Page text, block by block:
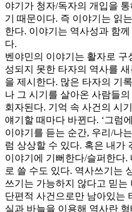
야기가 청자/독자의 개입을
기 때문이다. 즉 이야기는 읽
한다. 이야기는 역사성과 함
다.
벤야민의 이야기는 활자로 구
성되지 못한 타자의 역사를
을 제시한다. 많은 타자의 기
나 그 시기를 살아온 사람들
회자된다. 기억 속 사건의 시
얘기할 때마다 바뀐다. ‘그럼
이야기를 듣는 순간, 우리/나
럼 상상할 수 있다. 혹은 내가
이야기에 기뻐한다/슬퍼한다.
로 쓸 수도 있다. 역사쓰기는
쓰기는 가능하지 않다고 믿
단편적 사건으로만 남아있는
실과 바늘을 이용해 역사란